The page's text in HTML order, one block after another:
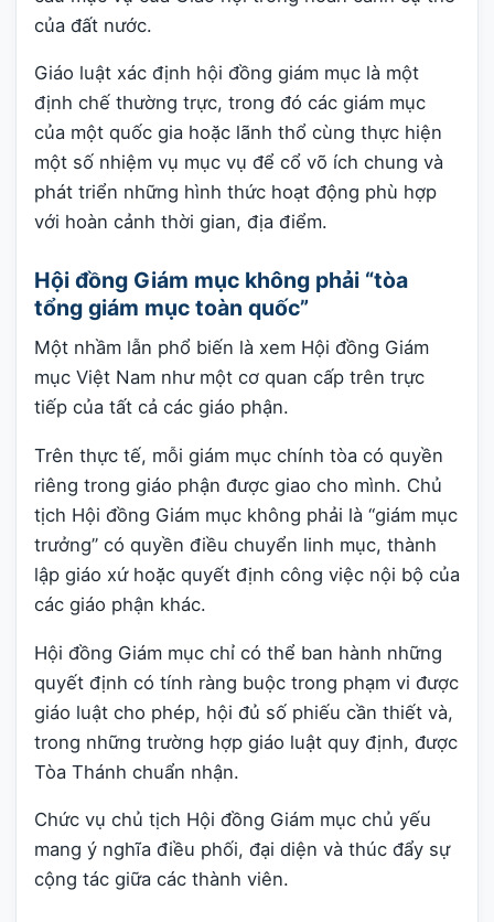
của đất nước.
Giáo luật xác định hội đồng giám mục là một
định chế thường trực, trong đó các giám mục
của một quốc gia hoặc lãnh thổ cùng thực hiện
một số nhiệm vụ mục vụ để cổ võ ích chung và
phát triển những hình thức hoạt động phù hợp
với hoàn cảnh thời gian, địa điểm.
Hội đồng Giám mục không phải “tòa
tổng giám mục toàn quốc”
Một nhầm lẫn phổ biến là xem Hội đồng Giám
mục Việt Nam như một cơ quan cấp trên trực
tiếp của tất cả các giáo phận.
Trên thực tế, mỗi giám mục chính tòa có quyền
riêng trong giáo phận được giao cho mình. Chủ
tịch Hội đồng Giám mục không phải là “giám mục
trưởng” có quyền điều chuyển linh mục, thành
lập giáo xứ hoặc quyết định công việc nội bộ của
các giáo phận khác.
Hội đồng Giám mục chỉ có thể ban hành những
quyết định có tính ràng buộc trong phạm vi được
giáo luật cho phép, hội đủ số phiếu cần thiết và,
trong những trường hợp giáo luật quy định, được
Tòa Thánh chuẩn nhận.
Chức vụ chủ tịch Hội đồng Giám mục chủ yếu
mang ý nghĩa điều phối, đại diện và thúc đẩy sự
cộng tác giữa các thành viên.